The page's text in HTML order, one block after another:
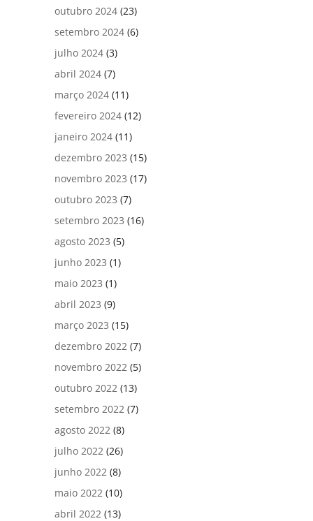
outubro 2024 (23)
setembro 2024 (6)
julho 2024 (3)
abril 2024 (7)
março 2024 (11)
fevereiro 2024 (12)
janeiro 2024 (11)
dezembro 2023 (15)
novembro 2023 (17)
outubro 2023 (7)
setembro 2023 (16)
agosto 2023 (5)
junho 2023 (1)
maio 2023 (1)
abril 2023 (9)
março 2023 (15)
dezembro 2022 (7)
novembro 2022 (5)
outubro 2022 (13)
setembro 2022 (7)
agosto 2022 (8)
julho 2022 (26)
junho 2022 (8)
maio 2022 (10)
abril 2022 (13)